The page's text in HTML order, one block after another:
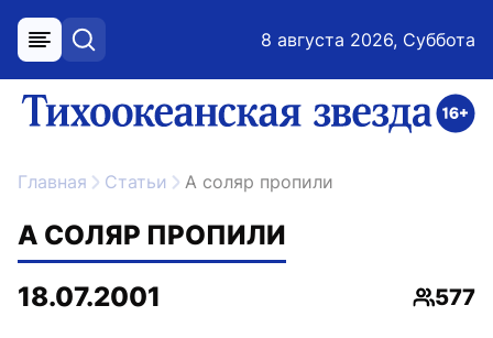
меню поиск 8 августа 2026, Суббота
ссылка на главную
Главная Статьи А соляр пропили
А СОЛЯР ПРОПИЛИ
18.07.2001
577